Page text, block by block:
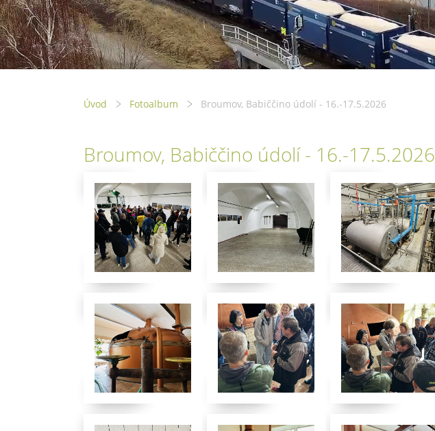
Úvod Fotoalbum Broumov, Babiččino údolí - 16.-17.5.2026
Broumov, Babiččino údolí - 16.-17.5.2026